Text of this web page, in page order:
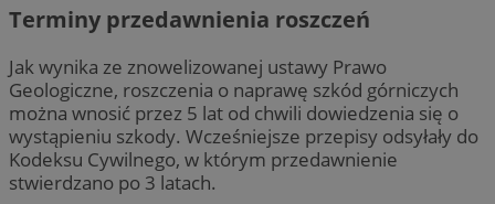
Terminy przedawnienia roszczeń
Jak wynika ze znowelizowanej ustawy Prawo
Geologiczne, roszczenia o naprawę szkód górniczych
można wnosić przez 5 lat od chwili dowiedzenia się o
wystąpieniu szkody. Wcześniejsze przepisy odsyłały do
Kodeksu Cywilnego, w którym przedawnienie
stwierdzano po 3 latach.